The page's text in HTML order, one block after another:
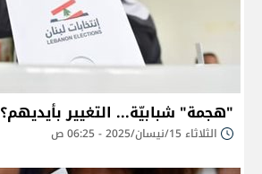
"هجمة" شبابيّة... التغيير بأيديهم؟
الثلاثاء 15/نيسان/2025 - 06:25 ص